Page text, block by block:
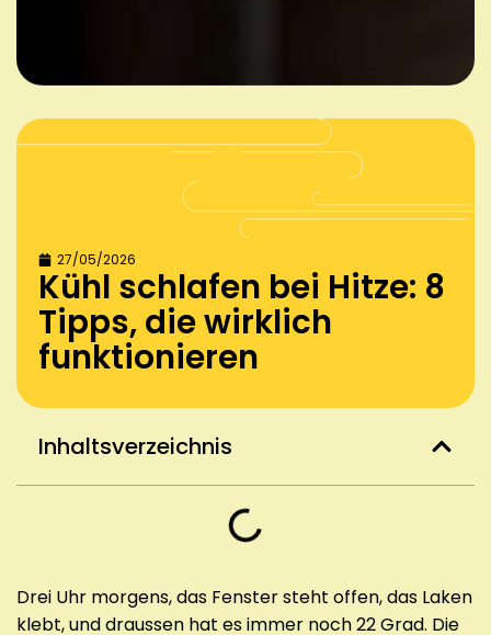
27/05/2026
Kühl schlafen bei Hitze: 8
Tipps, die wirklich
funktionieren
Inhaltsverzeichnis
Drei Uhr morgens, das Fenster steht offen, das Laken
klebt, und draussen hat es immer noch 22 Grad. Die